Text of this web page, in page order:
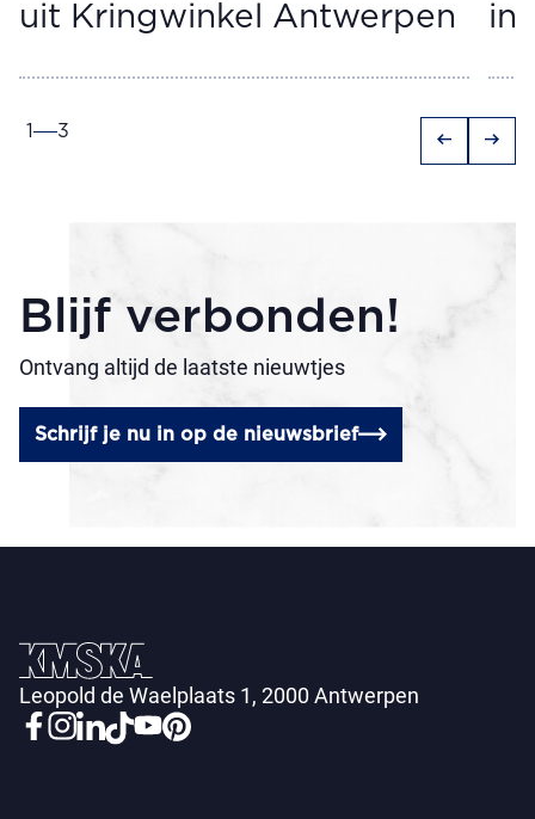
uit Kringwinkel Antwerpen
in
1 3 arrow_left_alt arrow_right_alt
Blijf verbonden!
Ontvang altijd de laatste nieuwtjes
Schrijf je nu in op de nieuwsbrief
Leopold de Waelplaats 1, 2000 Antwerpen